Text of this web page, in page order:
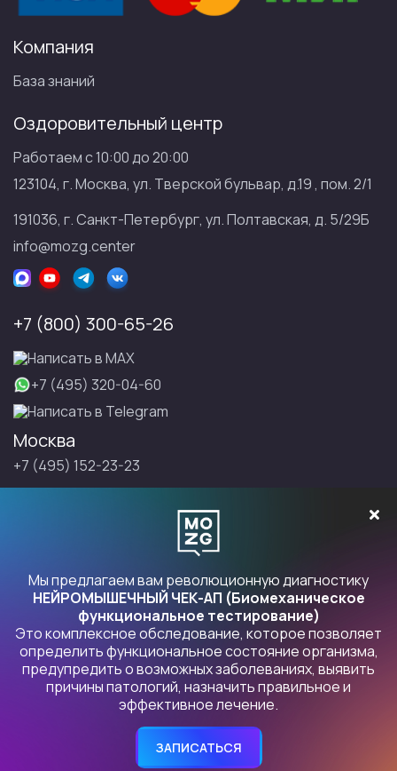
Компания
База знаний
Оздоровительный центр
Работаем с 10:00 до 20:00
123104, г. Москва, ул. Тверской бульвар, д.19 , пом. 2/1
191036, г. Санкт-Петербург, ул. Полтавская, д. 5/29Б
info@mozg.center
+7 (800) 300-65-26
Написать в МАХ
+7 (495) 320-04-60
Написать в Telegram
Москва
+7 (495) 152-23-23
Санкт-Петербург
Продукты Правка
Политика конфиденциальности . Индивидуальный
предприниматель БУРЛАКОВСКИЙ ИЛЬЯ ЮРЬЕВИЧ, 109472,
Москва, Волгоградский пр-кт, 164, корп. 2, кв. 89 ОГРНИП
306770000387024, ИНН 772153784247
Мы предлагаем вам революционную диагностику
НЕЙРОМЫШЕЧНЫЙ ЧЕК-АП (Биомеханическое
функциональное тестирование)
Это комплексное обследование, которое позволяет
определить функциональное состояние организма,
предупредить о возможных заболеваниях, выявить
причины патологий, назначить правильное и
эффективное лечение.
ЗАПИСАТЬСЯ